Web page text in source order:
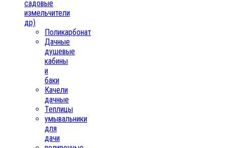
садовые
измельчители
др)
Поликарбонат
Дачные
душевые
кабины
и
баки
Качели
дачные
Теплицы
умывальники
для
дачи